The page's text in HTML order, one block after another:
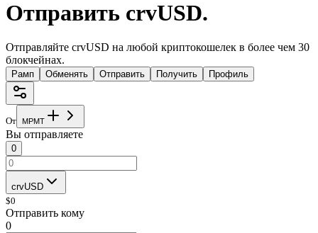
Отправить crvUSD.
Отправляйте crvUSD на любой криптокошелек в более чем 30
блокчейнах.
Рамп Обменять Отправить Получить Профиль
От MPMT
Вы отправляете
0
crvUSD
$0
Отправить кому
0